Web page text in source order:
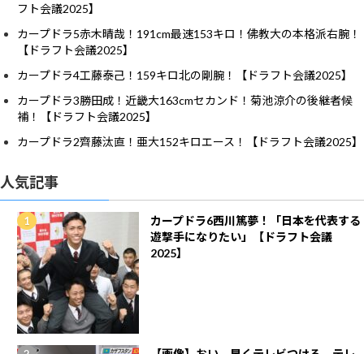
フト会議2025】
カープドラ5赤木晴哉！191cm最速153キロ！佛教大の本格派右腕！
【ドラフト会議2025】
カープドラ4工藤泰己！159キロ北の剛腕！【ドラフト会議2025】
カープドラ3勝田成！近畿大163cmセカンド！菊池涼介の後継者候
補！【ドラフト会議2025】
カープドラ2齊藤汰直！亜大152キロエース！【ドラフト会議2025】
人気記事
カープドラ6西川篤夢！「日本を代表する
遊撃手になりたい」【ドラフト会議
2025】